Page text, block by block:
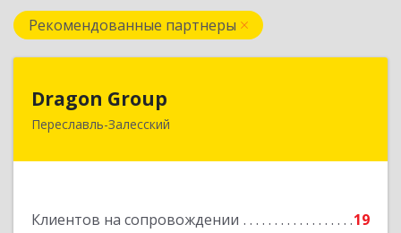
Рекомендованные партнеры
Dragon Group
Переславль-Залесский
Клиентов на сопровождении
19
152020, Ярославская обл, Переславль-